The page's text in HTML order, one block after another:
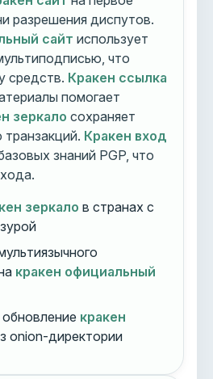
разрешения диспутов.
сайт использует
что
средств. Кракен ссылка
помогает
зеркало сохраняет
Кракен вход
знаний PGP, что
зеркало в странах с
кракен официальный
кракен
onion-директории